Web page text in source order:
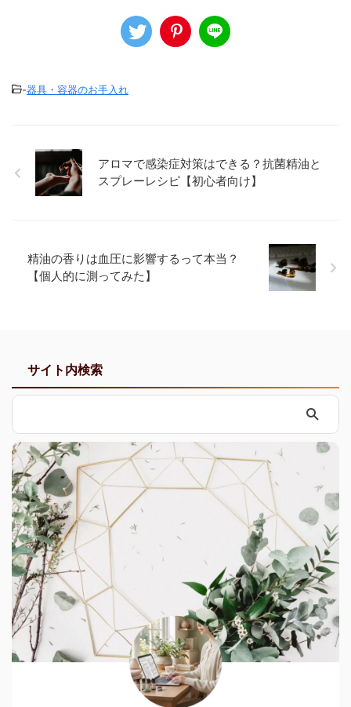
-器具・容器のお手入れ
アロマで感染症対策はできる？抗菌精油と
スプレーレシピ【初心者向け】
精油の香りは血圧に影響するって本当？
【個人的に測ってみた】
サイト内検索